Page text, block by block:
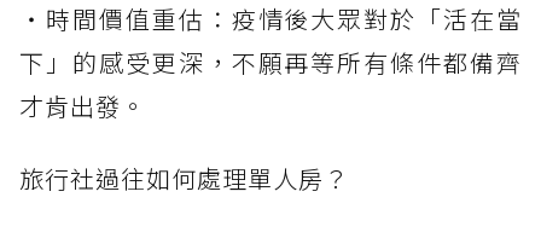
・時間價值重估：疫情後大眾對於「活在當
下」的感受更深，不願再等所有條件都備齊
才肯出發。
旅行社過往如何處理單人房？